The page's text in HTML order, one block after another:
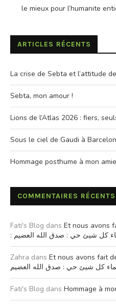
le mieux pour l’humanite
ARTICLES RÉCENTS
La crise de Sebta et l’attitude
Sebta, mon amour !
Lions de l’Atlas 2026 : fiers,
Sous le ciel de Gaudi à
Hommage posthume à mon
COMMENTAIRES RÉCENTS
Fati's Blog dans Et nous avons
كل شيئ حي : صدق الله العضيم
Zahra dans Et nous avons fait
كل شيئ حي : صدق الله العضيم
Fati's Blog dans Hommage à